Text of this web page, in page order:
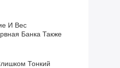
И Вес
Банка Также
Тонкий